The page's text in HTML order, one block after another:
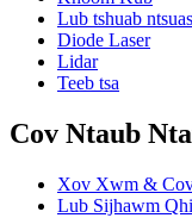
Lub tshuab
Diode Laser
Lidar
Teeb tsa
Cov Ntaub
Xov Xwm &
Lub Sijhawm